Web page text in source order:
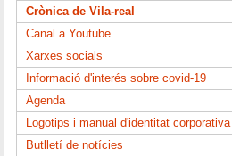
Crònica de Vila-real
Canal a Youtube
Xarxes socials
Informació d'interés sobre covid-19
Agenda
Logotips i manual d'identitat corporativa
Butlletí de notícies